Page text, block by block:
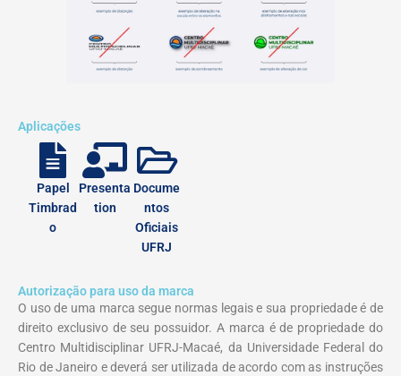
Aplicações
Papel
Timbrad
o
Presenta
tion
Docume
ntos
Oficiais
UFRJ
Autorização para uso da marca
O uso de uma marca segue normas legais e sua propriedade é de
direito exclusivo de seu possuidor. A marca é de propriedade do
Centro Multidisciplinar UFRJ-Macaé, da Universidade Federal do
Rio de Janeiro e deverá ser utilizada de acordo com as instruções